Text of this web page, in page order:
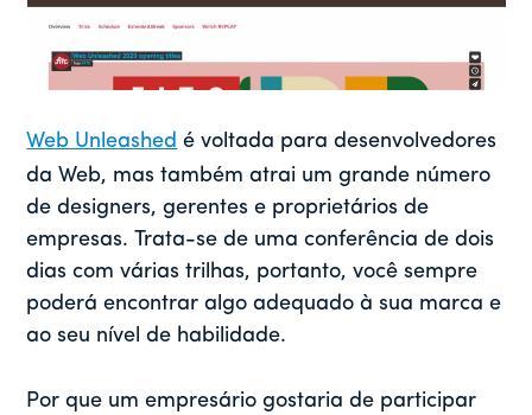
Web Unleashed é voltada para desenvolvedores
da Web, mas também atrai um grande número
de designers, gerentes e proprietários de
empresas. Trata-se de uma conferência de dois
dias com várias trilhas, portanto, você sempre
poderá encontrar algo adequado à sua marca e
ao seu nível de habilidade.
Por que um empresário gostaria de participar